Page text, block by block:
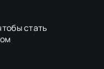
стать